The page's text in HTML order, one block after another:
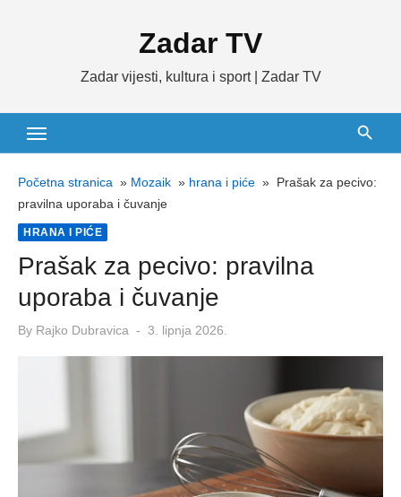
Zadar TV
Zadar vijesti, kultura i sport | Zadar TV
Početna stranica » Mozaik » hrana i piće » Prašak za pecivo:
pravilna uporaba i čuvanje
HRANA I PIĆE
Prašak za pecivo: pravilna
uporaba i čuvanje
By Rajko Dubravica
Posted
3. lipnja 2026.